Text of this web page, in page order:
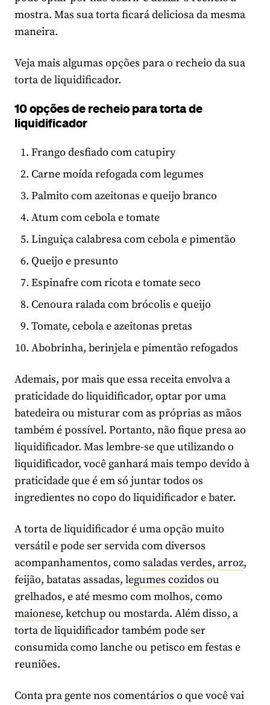
mostra. Mas sua torta ficará deliciosa da mesma
maneira.
Veja mais algumas opções para o recheio da sua
torta de liquidificador.
10 opções de recheio para torta de
liquidificador
Frango desfiado com catupiry
Carne moída refogada com legumes
Palmito com azeitonas e queijo branco
Atum com cebola e tomate
Linguiça calabresa com cebola e pimentão
Queijo e presunto
Espinafre com ricota e tomate seco
Cenoura ralada com brócolis e queijo
Tomate, cebola e azeitonas pretas
Abobrinha, berinjela e pimentão refogados
Ademais, por mais que essa receita envolva a
praticidade do liquidificador, optar por uma
batedeira ou misturar com as próprias as mãos
também é possível. Portanto, não fique presa ao
liquidificador. Mas lembre-se que utilizando o
liquidificador, você ganhará mais tempo devido à
praticidade que é em só juntar todos os
ingredientes no copo do liquidificador e bater.
A torta de liquidificador é uma opção muito
versátil e pode ser servida com diversos
acompanhamentos, como saladas verdes, arroz,
feijão, batatas assadas, legumes cozidos ou
grelhados, e até mesmo com molhos, como
maionese, ketchup ou mostarda. Além disso, a
torta de liquidificador também pode ser
consumida como lanche ou petisco em festas e
reuniões.
Conta pra gente nos comentários o que você vai